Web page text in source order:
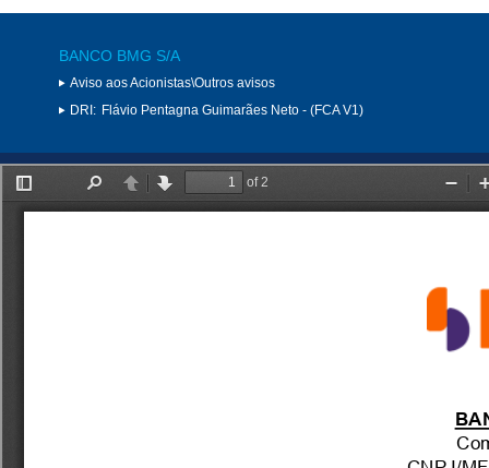
BANCO BMG S/A
Aviso aos Acionistas\Outros avisos
DRI: Flávio Pentagna Guimarães Neto - (FCA V1)